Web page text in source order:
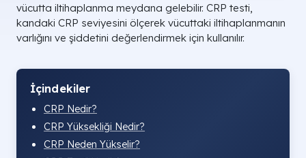
vücutta iltihaplanma meydana gelebilir. CRP testi,
kandaki CRP seviyesini ölçerek vücuttaki iltihaplanmanın
varlığını ve şiddetini değerlendirmek için kullanılır.
İçindekiler
CRP Nedir?
CRP Yüksekliği Nedir?
CRP Neden Yükselir?